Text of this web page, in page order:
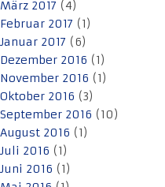
März 2017 (4)
Februar 2017 (1)
Januar 2017 (6)
Dezember 2016 (1)
November 2016 (1)
Oktober 2016 (3)
September 2016 (10)
August 2016 (1)
Juli 2016 (1)
Juni 2016 (1)